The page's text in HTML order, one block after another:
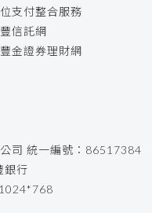
支付整合服務
信託網
金證券理財網
司 統一編號：86517384
銀行